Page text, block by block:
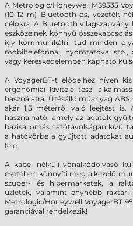
A Metrologic/Honeywell MS9535
(10-12 m) Bluetooth-os, vezeték
célokra. A Bluetooth
eszközeinek könnyű
így kommunikálni tud minden
mobiltelefonnal, nyomtatóval
vagy kereskedelemben kapható
A VoyagerBT-t elődeihez híven
ergonómiai kivitele teszi
használatra. Ütésálló műanyag
akár 1,5 méterről való leejtést is.
használható, amely az adatok
bázisállomás hatótávolságán kívül
a hatókörbe a gyűjtött adatokat
felé.
A kábel nélküli vonalkódolvasó
esetében könnyíti meg a kezelő
szuper- és hipermarketek, a
üzletek, valamint enyhébb raktári
Metrologic/Honeywell VoyagerBT
garanciával rendelkezik!